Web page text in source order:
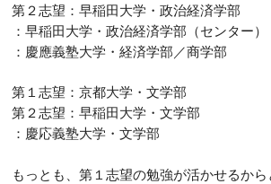
第２志望：早稲田大学・政治経済学部
：早稲田大学・政治経済学部（センター）
：慶應義塾大学・経済学部／商学部
第１志望：京都大学・文学部
第２志望：早稲田大学・文学部
：慶応義塾大学・文学部
もっとも、第１志望の勉強が活かせるか